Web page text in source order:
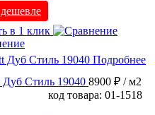
в 1 клик
Подробнее
Дуб Стиль 19040 8900 ₽ / м2
код товара: 01-1518